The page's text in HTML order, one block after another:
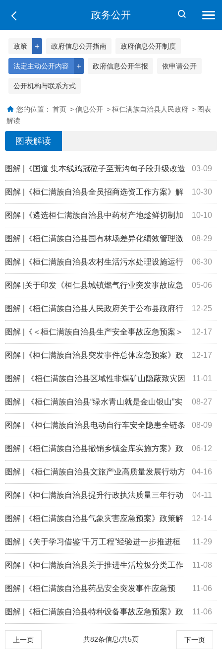
政务公开
＋
政策 政府信息公开指南 政府信息公开制度
＋
法定主动公开内容 政府信息公开年报 依申请公开
公开机构与联系方式
您的位置： 首页 > 信息公开 > 桓仁满族自治县人民政府 > 图表
解读
图表解读
03-09
图解 |《国道 集本线鸡冠砬子至荒沟甸子段升级改造
工程 建设项目征地动迁补偿实施方案》解读 10-30
图解 |《桓仁满族自治县全员招商选资工作方案》解
读 10-10
图解 |《遴选桓仁满族自治县中药材产地趁鲜切制加
工试点企业实施方案》解读 08-29
图解 |《桓仁满族自治县国有林场差异化绩效管理激
励机制实施方案（试行）》解读 06-30
图解 |《桓仁满族自治县农村生活污水处理设施运行
维护（停用）管理办法（试行）》解读 05-06
图解 |关于印发《桓仁县城镇燃气行业突发事故应急
预案》解读 12-25
图解 |《桓仁满族自治县人民政府关于公布县政府行
政规范性文件清理结果的决定》解读 12-17
图解 |《＜桓仁满族自治县生产安全事故应急预案＞
等9个应急预案》政策解读 12-17
图解 |《桓仁满族自治县突发事件总体应急预案》政
策解读 11-01
图解 | 《桓仁满族自治县区域性非煤矿山隐蔽致灾因
素 普查工作方案》政策解读 08-27
图解 | 《桓仁满族自治县“绿水青山就是金山银山”实
践创新基地建设实施方案（2023—2027... 08-09
图解 | 《桓仁满族自治县电动自行车安全隐患全链条
整治行动实施方案》政策解读 06-12
图解 |《桓仁满族自治县撤销乡镇金库实施方案》政
策解读 04-16
图解 | 《桓仁满族自治县文旅产业高质量发展行动方
案 （2023—2025年）》政策解读 04-11
图解 |《桓仁满族自治县提升行政执法质量三年行动
工作方案（2023—2025年）》政策解读 12-14
图解 |《桓仁满族自治县气象灾害应急预案》政策解
读 11-29
图解 |《关于学习借鉴“千万工程”经验进一步推进桓
仁县美丽乡村建设的实施方案》政策解读 11-08
图解 |《桓仁满族自治县关于推进生活垃圾分类工作
实施方案》政策解读 11-06
图解 |《桓仁满族自治县药品安全突发事件应急预
案》政策解读 11-06
图解 |《桓仁满族自治县特种设备事故应急预案》政
策解读
上一页 下一页
共82条信息/共5页